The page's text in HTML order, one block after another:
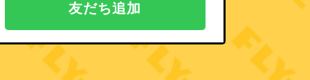
友だち追加